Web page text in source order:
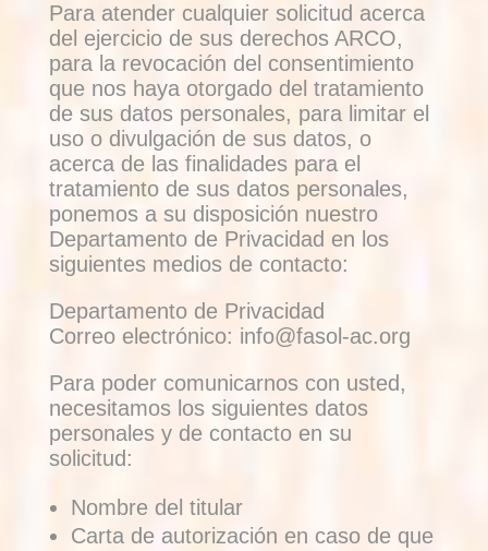
Para atender cualquier solicitud acerca
del ejercicio de sus derechos ARCO,
para la revocación del consentimiento
que nos haya otorgado del tratamiento
de sus datos personales, para limitar el
uso o divulgación de sus datos, o
acerca de las finalidades para el
tratamiento de sus datos personales,
ponemos a su disposición nuestro
Departamento de Privacidad en los
siguientes medios de contacto:
Departamento de Privacidad
Correo electrónico: info@fasol-ac.org
Para poder comunicarnos con usted,
necesitamos los siguientes datos
personales y de contacto en su
solicitud:
Nombre del titular
Carta de autorización en caso de que